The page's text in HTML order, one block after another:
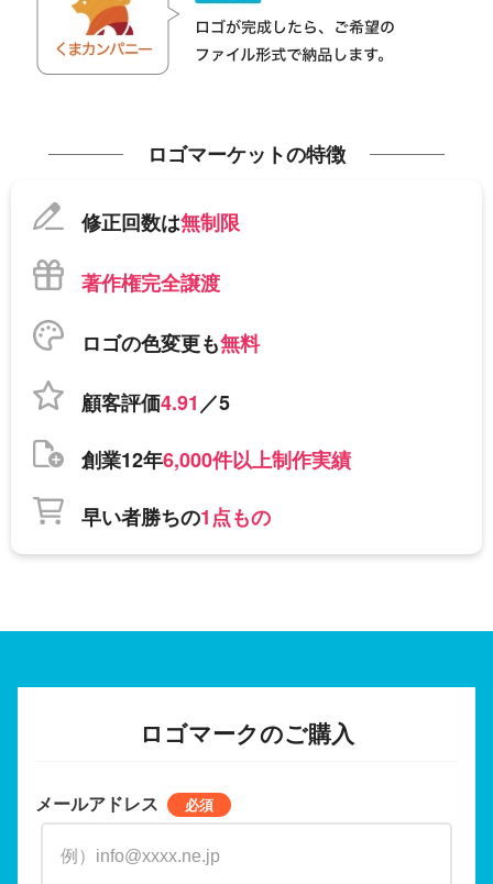
ロゴマーケットの特徴
修正回数は無制限
著作権完全譲渡
ロゴの色変更も無料
顧客評価4.91／5
創業12年6,000件以上制作実績
早い者勝ちの1点もの
ロゴマークのご購入
メールアドレス